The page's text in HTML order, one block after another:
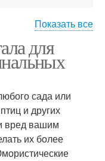
из бутылок
Идеи для пугал
Показать все
для
сада или
и других
вред вашим
их более